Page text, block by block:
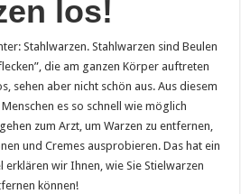
los!
Stahlwarzen. Stahlwarzen sind Beulen
die am ganzen Körper auftreten
sehen aber nicht schön aus. Aus diesem
es so schnell wie möglich
zum Arzt, um Warzen zu entfernen,
und Cremes ausprobieren. Das hat ein
erklären wir Ihnen, wie Sie Stielwarzen
können!